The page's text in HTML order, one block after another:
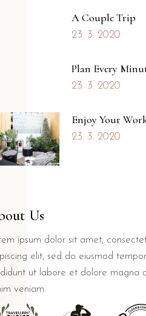
A Couple Trip
23. 3. 2020
Plan Every
23. 3. 2020
Enjoy Your
23. 3. 2020
Us
ipsum dolor sit amet,
elit, sed do eiusmod tempor
ut labore et dolore magna
veniam.